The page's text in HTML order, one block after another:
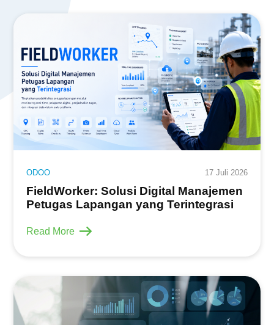
ODOO 17 Juli 2026
FieldWorker: Solusi Digital Manajemen
Petugas Lapangan yang Terintegrasi
Read More